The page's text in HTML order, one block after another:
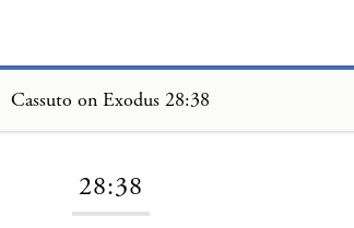
Cassuto on Exodus 28:38
28:38